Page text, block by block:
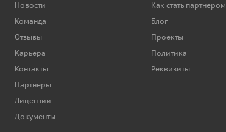
Новости
Команда
Отзывы
Карьера
Контакты
Партнеры
Лицензии
Документы
Как стать партнером
Блог
Проекты
Политика
Реквизиты